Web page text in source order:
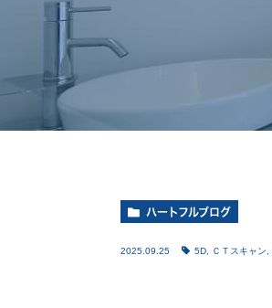
ハートフルブログ
2025.09.25 5D ＣＴスキャン